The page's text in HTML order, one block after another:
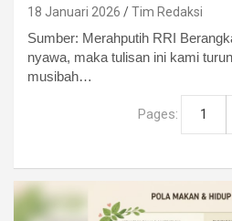
18 Januari 2026 Tim Redaksi
Sumber: Merahputih RRI
nyawa, maka tulisan ini kami
musibah…
Pages: 1